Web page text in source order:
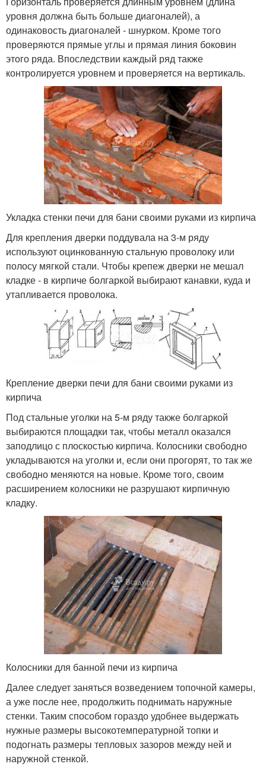
уровня должна быть больше диагоналей), а
одинаковость диагоналей - шнурком. Кроме того
проверяются прямые углы и прямая линия боковин
этого ряда. Впоследствии каждый ряд также
контролируется уровнем и проверяется на вертикаль.
Укладка стенки печи для бани своими руками из кирпича
Для крепления дверки поддувала на 3-м ряду
используют оцинкованную стальную проволоку или
полосу мягкой стали. Чтобы крепеж дверки не мешал
кладке - в кирпиче болгаркой выбирают канавки, куда и
утапливается проволока.
Крепление дверки печи для бани своими руками из
кирпича
Под стальные уголки на 5-м ряду также болгаркой
выбираются площадки так, чтобы металл оказался
заподлицо с плоскостью кирпича. Колосники свободно
укладываются на уголки и, если они прогорят, то так же
свободно меняются на новые. Кроме того, своим
расширением колосники не разрушают кирпичную
кладку.
Колосники для банной печи из кирпича
Далее следует заняться возведением топочной камеры,
а уже после нее, продолжить поднимать наружные
стенки. Таким способом гораздо удобнее выдержать
нужные размеры высокотемпературной топки и
подогнать размеры тепловых зазоров между ней и
наружной стенкой.